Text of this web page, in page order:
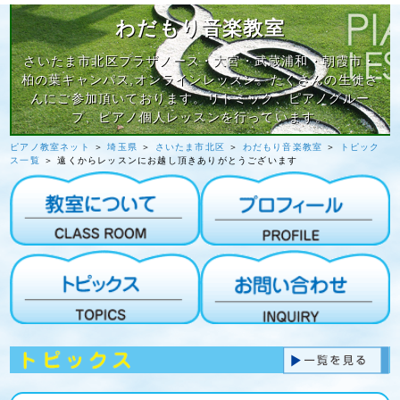
わだもり音楽教室
さいたま市北区プラザノース・大宮・武蔵浦和・朝霞市・
柏の葉キャンパス,オンラインレッスン。たくさんの生徒さ
んにご参加頂いております。リトミック、ピアノグルー
プ、ピアノ個人レッスンを行っています。
ピアノ教室ネット ＞埼玉県 ＞ さいたま市北区 ＞ わだもり音楽教室 ＞
トピック
ス一覧 ＞ 遠くからレッスンにお越し頂きありがとうございます